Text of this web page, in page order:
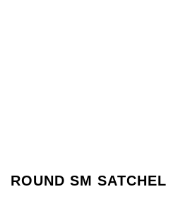
ROUND SM SATCHEL